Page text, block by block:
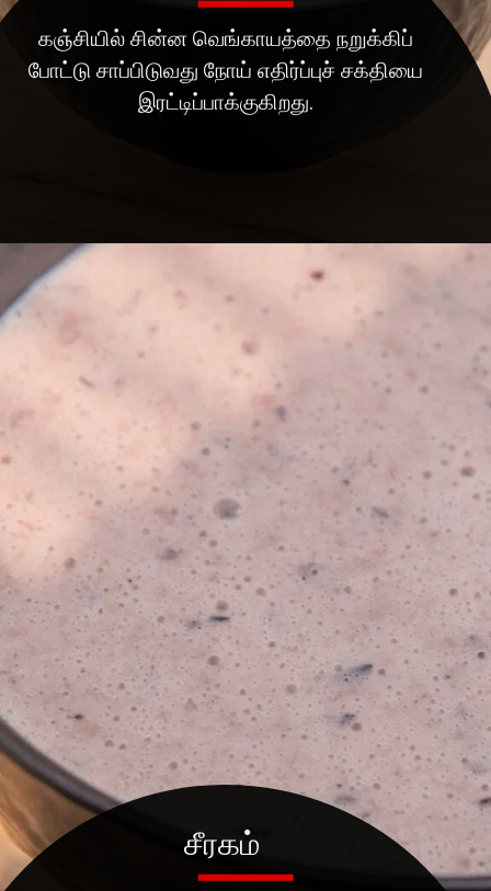
கஞ்சியில் சின்ன வெங்காயத்தை நறுக்கிப்
போட்டு சாப்பிடுவது நோய் எதிர்ப்புச் சக்தியை
இரட்டிப்பாக்குகிறது.
சீரகம்